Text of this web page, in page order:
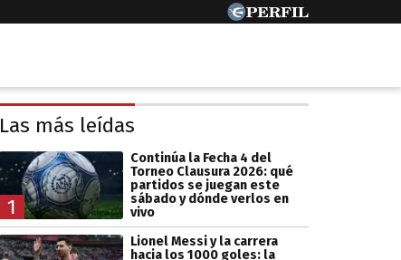
Las más leídas
1
Continúa la Fecha 4 del
Torneo Clausura 2026: qué
partidos se juegan este
sábado y dónde verlos en
vivo
Lionel Messi y la carrera
hacia los 1000 goles: la